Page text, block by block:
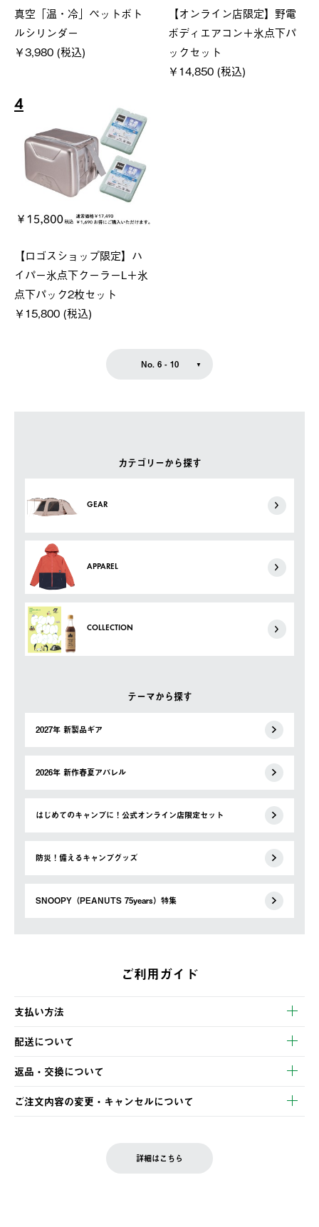
カテゴリーから探す
GEAR
APPAREL
COLLECTION
テーマから探す
2027年 新製品ギア
2026年 新作春夏アパレル
はじめてのキャンプに！公式オンライン店限定セット
防災！備えるキャンプグッズ
SNOOPY（PEANUTS 75years）特集
真空「温・冷」ペットボト
ルシリンダー
￥3,980 (税込)
【オンライン店限定】野電
ボディエアコン＋氷点下パ
ックセット
￥14,850 (税込)
4
【ロゴスショップ限定】ハ
イパー氷点下クーラーL＋氷
点下パック2枚セット
￥15,800 (税込)
No. 6 - 10
ご利用ガイド
支払い方法
以下のいずれかの方法でお支払いいただけます。
・クレジットカード決済
・コンビニ決済
・Pay-easy決済
配送について
【発送スケジュール】
ご注文・ご入金完了より2営業日以内に商品を発送いたします。
土日祝の発送はございませんので、木曜日以降のご注文は週明け
の発送となる場合がございます。
返品・交換について
※お客様都合の場合
お客様都合の返品にかかる送料は、お客様ご負担とさせていただ
ご注文内容の変更・キャンセルについて
LOGOS FAMILY会員の方は、会員マイページ内 購入履歴画面に
詳細はこちら